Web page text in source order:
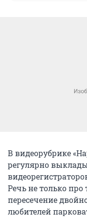
В видеорубрике
регулярно
Речь не только
пересечение
любителей